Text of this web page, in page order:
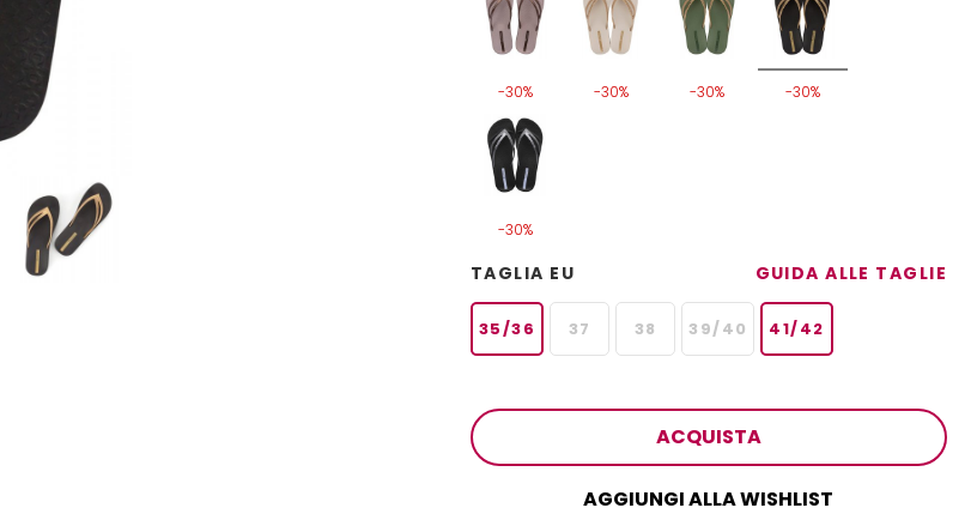
-30% -30% -30% -30%
-30%
TAGLIA EU GUIDA ALLE TAGLIE
35/36 37 38 39/40 41/42
ACQUISTA
AGGIUNGI ALLA WISHLIST